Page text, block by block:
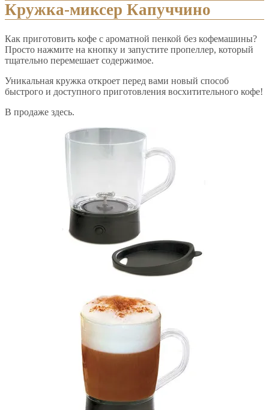
Кружка-миксер Капуччино
Как приготовить кофе с ароматной пенкой без кофемашины?
Просто нажмите на кнопку и запустите пропеллер, который
тщательно перемешает содержимое.
Уникальная кружка откроет перед вами новый способ
быстрого и доступного приготовления восхитительного кофе!
В продаже здесь.